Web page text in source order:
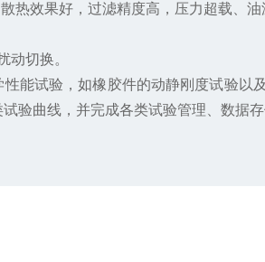
效果好，过滤精度高，压力超载、油
切换。
试验，如橡胶件的动静刚度试验以
验曲线，并完成各类试验管理、数据存